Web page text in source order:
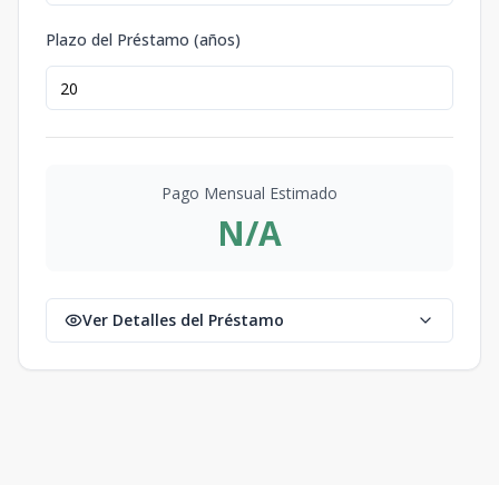
Plazo del Préstamo (años)
Pago Mensual Estimado
N/A
Ver Detalles del Préstamo